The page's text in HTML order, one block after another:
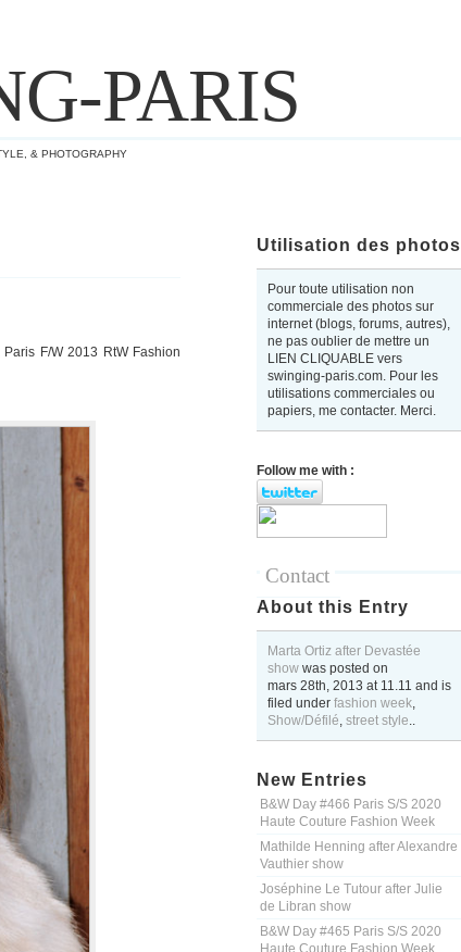
PARIS
& PHOTOGRAPHY
Utilisation des photos
Pour toute utilisation non
commerciale des photos sur
internet (blogs, forums, autres),
ne pas oublier de mettre un
LIEN CLIQUABLE vers
swinging-paris.com. Pour les
utilisations commerciales ou
papiers, me contacter. Merci.
Follow me with :
Contact
About this Entry
Marta Ortiz after Devastée
show was posted on
mars 28th, 2013 at 11.11 and is
filed under fashion week,
Show/Défilé, street style..
New Entries
B&W Day #466 Paris S/S 2020
Haute Couture Fashion Week
Mathilde Henning after Alexandre
Vauthier show
Joséphine Le Tutour after Julie
de Libran show
B&W Day #465 Paris S/S 2020
Haute Couture Fashion Week
F/W 2013 RtW Fashion